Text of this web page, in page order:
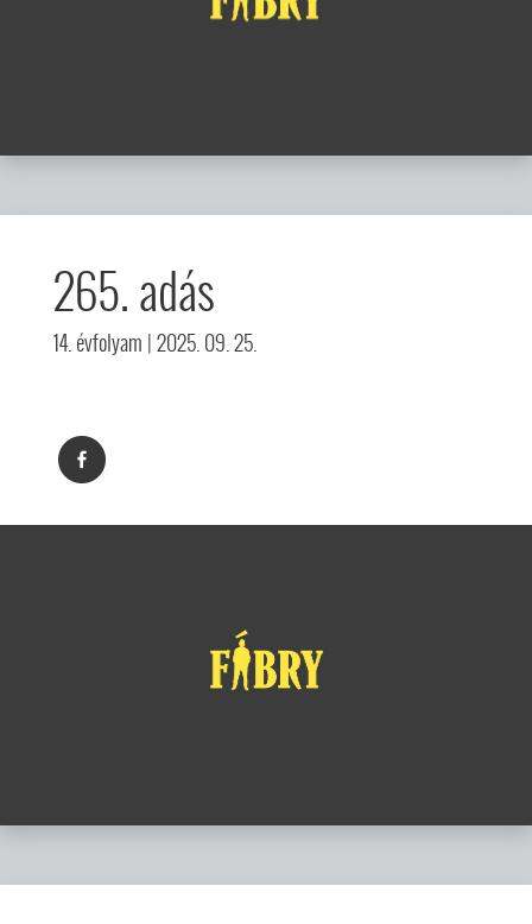
265. adás
14. évfolyam | 2025. 09. 25.